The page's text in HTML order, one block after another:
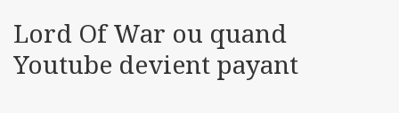
Lord Of War ou quand
Youtube devient payant